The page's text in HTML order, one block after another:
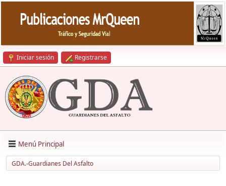
Iniciar sesión Registrarse
Menú Principal
GDA.-Guardianes Del Asfalto